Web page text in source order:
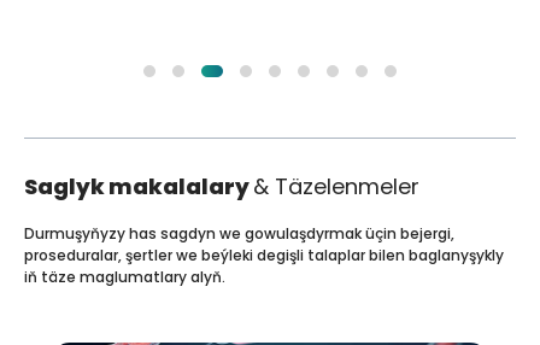
Saglyk makalalary& Täzelenmeler
Durmuşyňyzy has sagdyn we gowulaşdyrmak üçin bejergi,
proseduralar, şertler we beýleki degişli talaplar bilen baglanyşykly
iň täze maglumatlary alyň.